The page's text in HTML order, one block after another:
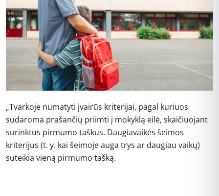
„Tvarkoje numatyti įvairūs kriterijai, pagal kuriuos
sudaroma prašančių priimti į mokyklą eilė, skaičiuojant
surinktus pirmumo taškus. Daugiavaikės šeimos
kriterijus (t. y. kai šeimoje auga trys ar daugiau vaikų)
suteikia vieną pirmumo tašką.